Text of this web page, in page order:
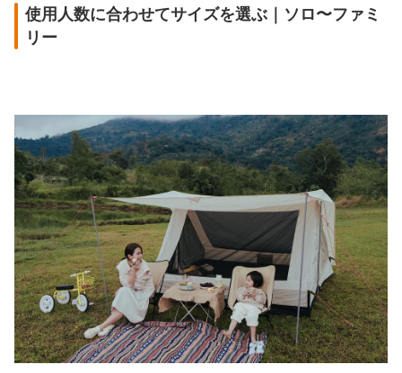
使用人数に合わせてサイズを選ぶ｜ソロ〜ファミ
リー